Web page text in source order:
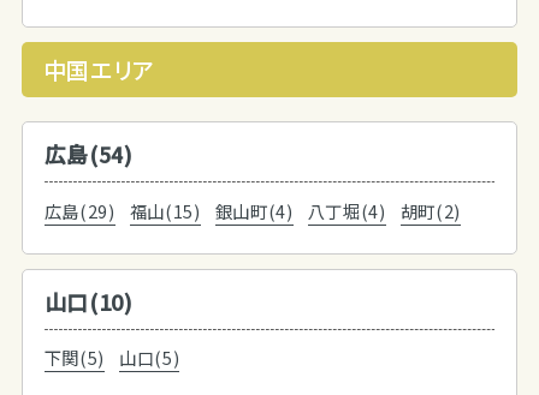
中国エリア
広島(54)
広島(29) 福山(15) 銀山町(4) 八丁堀(4) 胡町(2)
山口(10)
下関(5) 山口(5)